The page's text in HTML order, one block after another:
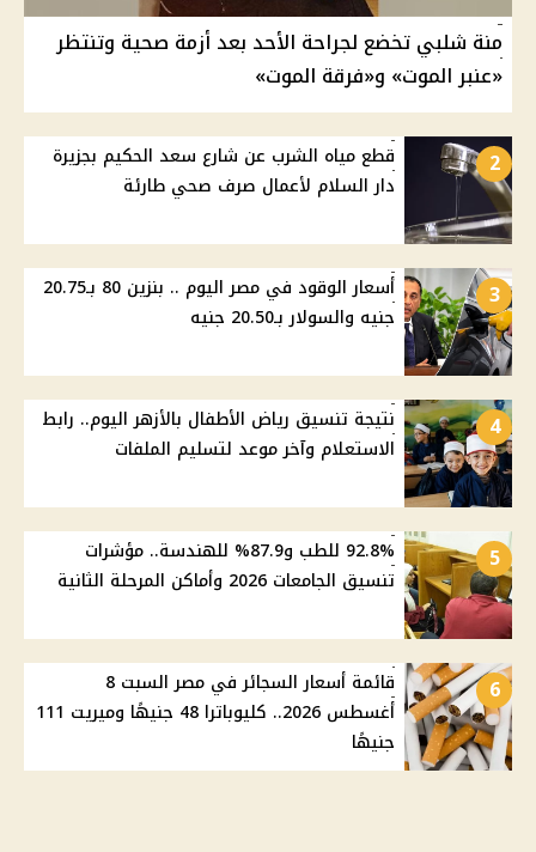
منة شلبي تخضع لجراحة الأحد بعد أزمة صحية وتنتظر
«عنبر الموت» و«فرقة الموت»
2
قطع مياه الشرب عن شارع سعد الحكيم بجزيرة
دار السلام لأعمال صرف صحي طارئة
3
أسعار الوقود في مصر اليوم .. بنزين 80 بـ20.75
جنيه والسولار بـ20.50 جنيه
4
نتيجة تنسيق رياض الأطفال بالأزهر اليوم.. رابط
الاستعلام وآخر موعد لتسليم الملفات
5
92.8% للطب و87.9% للهندسة.. مؤشرات
تنسيق الجامعات 2026 وأماكن المرحلة الثانية
6
قائمة أسعار السجائر في مصر السبت 8
أغسطس 2026.. كليوباترا 48 جنيهًا وميريت 111
جنيهًا